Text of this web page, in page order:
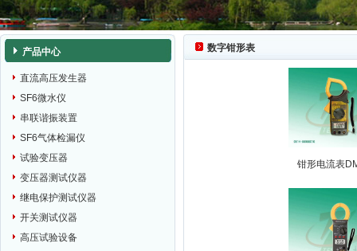
产品中心
直流高压发生器
SF6微水仪
串联谐振装置
SF6气体检漏仪
试验变压器
变压器测试仪器
继电保护测试仪器
开关测试仪器
高压试验设备
数字钳形表
钳形电流表